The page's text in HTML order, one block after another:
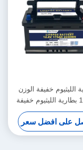
الليثيوم خفيفة الوزن
175Ah بطارية الليثيوم خفيفة
على افضل سعر